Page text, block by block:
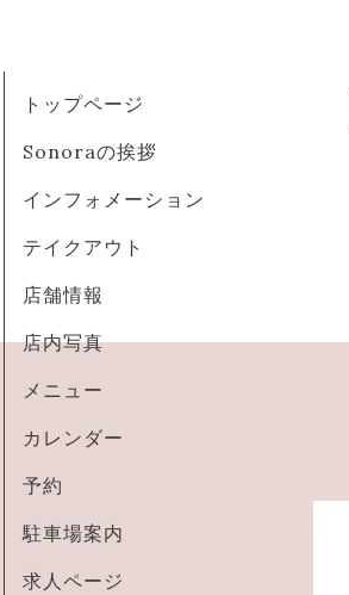
トップページ
Sonoraの挨拶
インフォメーション
テイクアウト
店舗情報
店内写真
メニュー
カレンダー
予約
駐車場案内
求人ページ